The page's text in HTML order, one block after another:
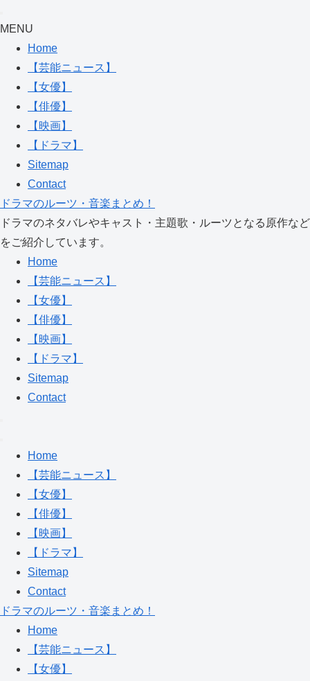
MENU
Home
【芸能ニュース】
【女優】
【俳優】
【映画】
【ドラマ】
Sitemap
Contact
ドラマのルーツ・音楽まとめ！
ドラマのネタバレやキャスト・主題歌・ルーツとなる原作など
をご紹介しています。
Home
【芸能ニュース】
【女優】
【俳優】
【映画】
【ドラマ】
Sitemap
Contact
Home
【芸能ニュース】
【女優】
【俳優】
【映画】
【ドラマ】
Sitemap
Contact
ドラマのルーツ・音楽まとめ！
Home
【芸能ニュース】
【女優】